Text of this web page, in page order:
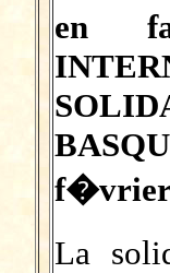
en
f�vrier
La